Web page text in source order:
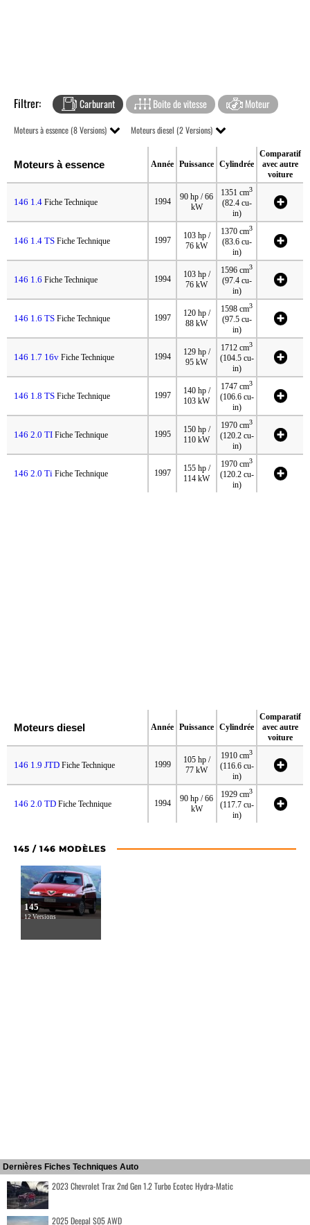
Filtrer: Carburant Boite de vitesse Moteur
Moteurs à essence (8 Versions) Moteurs diesel (2 Versions)
Moteurs à essence Année Puissance Cylindrée
Comparatif
avec autre
voiture
146 1.4 Fiche Technique 1994
90 hp / 66
kW
1351 cm3
(82.4 cu-
in)
146 1.4 TS Fiche Technique 1997
103 hp /
76 kW
1370 cm3
(83.6 cu-
in)
146 1.6 Fiche Technique 1994
103 hp /
76 kW
1596 cm3
(97.4 cu-
in)
146 1.6 TS Fiche Technique 1997
120 hp /
88 kW
1598 cm3
(97.5 cu-
in)
146 1.7 16v Fiche Technique 1994
129 hp /
95 kW
1712 cm3
(104.5 cu-
in)
146 1.8 TS Fiche Technique 1997
140 hp /
103 kW
1747 cm3
(106.6 cu-
in)
146 2.0 TI Fiche Technique 1995
150 hp /
110 kW
1970 cm3
(120.2 cu-
in)
146 2.0 Ti Fiche Technique 1997
155 hp /
114 kW
1970 cm3
(120.2 cu-
in)
Moteurs diesel Année Puissance Cylindrée
Comparatif
avec autre
voiture
146 1.9 JTD Fiche Technique 1999
105 hp /
77 kW
1910 cm3
(116.6 cu-
in)
146 2.0 TD Fiche Technique 1994
90 hp / 66
kW
1929 cm3
(117.7 cu-
in)
145 / 146 MODÈLES
145
12 Versions
Dernières Fiches Techniques Auto
2023 Chevrolet Trax 2nd Gen 1.2 Turbo Ecotec Hydra-Matic
2025 Deepal S05 AWD